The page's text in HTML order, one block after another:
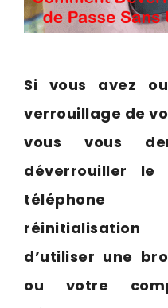
Si vous avez
verrouillage de
vous vous
déverrouiller
téléphone
réinitialisation
d’utiliser une
ou votre